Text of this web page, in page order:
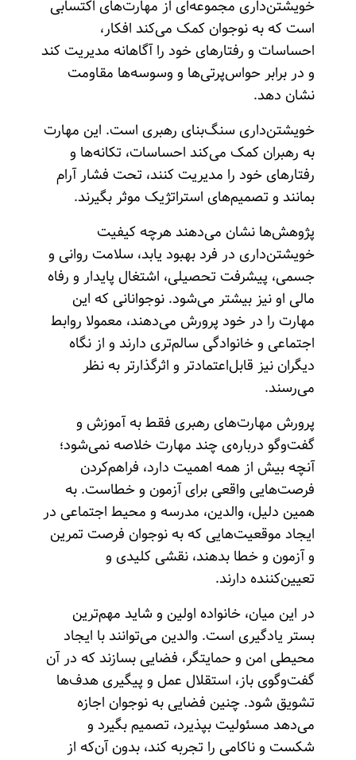
خویشتن‌داری مجموعه‌ای از مهارت‌های اکتسابی
است که به نوجوان کمک می‌کند افکار،
احساسات و رفتارهای خود را آگاهانه مدیریت کند
و در برابر حواس‌پرتی‌ها و وسوسه‌ها مقاومت
نشان دهد.
خویشتن‌داری سنگ‌بنای رهبری است. این مهارت
به رهبران کمک می‌کند احساسات، تکانه‌ها و
رفتارهای خود را مدیریت کنند، تحت فشار آرام
بمانند و تصمیم‌های استراتژیک موثر بگیرند.
پژوهش‌ها نشان می‌دهند هرچه کیفیت
خویشتن‌داری در فرد بهبود یابد، سلامت روانی و
جسمی، پیشرفت تحصیلی، اشتغال پایدار و رفاه
مالی او نیز بیشتر می‌شود. نوجوانانی که این
مهارت را در خود پرورش می‌دهند، معمولا روابط
اجتماعی و خانوادگی سالم‌تری دارند و از نگاه
دیگران نیز قابل‌اعتمادتر و اثرگذارتر به نظر
می‌رسند.
پرورش مهارت‌های رهبری فقط به آموزش و
گفت‌وگو درباره‌ی چند مهارت خلاصه نمی‌شود؛
آنچه بیش از همه اهمیت دارد، فراهم‌کردن
فرصت‌هایی واقعی برای آزمون و خطاست. به
همین دلیل، والدین، مدرسه و محیط اجتماعی در
ایجاد موقعیت‌هایی که به نوجوان فرصت تمرین
و آزمون و خطا بدهند، نقشی کلیدی و
تعیین‌کننده دارند.
در این میان، خانواده اولین و شاید مهم‌ترین
بستر یادگیری است. والدین می‌توانند با ایجاد
محیطی امن و حمایتگر، فضایی بسازند که در آن
گفت‌وگوی باز، استقلال عمل و پیگیری هدف‌ها
تشویق شود. چنین فضایی به نوجوان اجازه
می‌دهد مسئولیت بپذیرد، تصمیم بگیرد و
شکست و ناکامی را تجربه کند، بدون آن‌که از